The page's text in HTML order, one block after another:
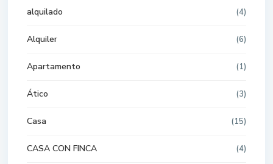
alquilado (4)
Alquiler (6)
Apartamento (1)
Ático (3)
Casa (15)
CASA CON FINCA (4)